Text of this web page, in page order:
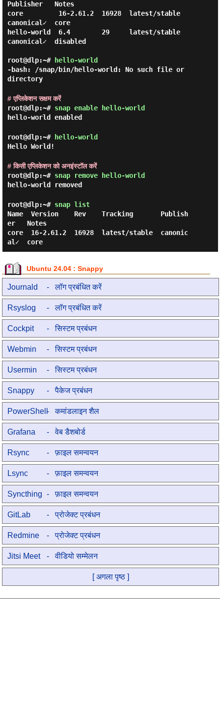
Publisher   Notes
core         16-2.61.2  16928  latest/stable
canonical✓  core
hello-world  6.4        29     latest/stable
canonical✓  disabled
root@dlp:~#
hello-world
-bash: /snap/bin/hello-world: No such file or
directory
# एप्लिकेशन सक्षम करें
root@dlp:~# snap enable hello-world
hello-world enabled
root@dlp:~#
hello-world
Hello World!
# किसी एप्लिकेशन को अनइंस्टॉल करें
root@dlp:~# snap remove hello-world
hello-world removed
root@dlp:~# snap list
Name  Version    Rev    Tracking       Publish
er   Notes
core  16-2.61.2  16928  latest/stable  canonic
al✓  core
Ubuntu 24.04 : Snappy
Journald - लॉग प्रबंधित करें
Rsyslog - लॉग प्रबंधित करें
Cockpit - सिस्टम प्रबंधन
Webmin - सिस्टम प्रबंधन
Usermin - सिस्टम प्रबंधन
Snappy - पैकेज प्रबंधन
PowerShell- कमांडलाइन शैल
Grafana - वेब डैशबोर्ड
Rsync - फ़ाइल समन्वयन
Lsync - फ़ाइल समन्वयन
Syncthing - फ़ाइल समन्वयन
GitLab - प्रोजेक्ट प्रबंधन
Redmine - प्रोजेक्ट प्रबंधन
Jitsi Meet - वीडियो सम्मेलन
[ अगला पृष्ठ ]